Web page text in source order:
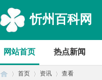
忻州百科网
网站首页 热点新闻
首页 资讯 查看